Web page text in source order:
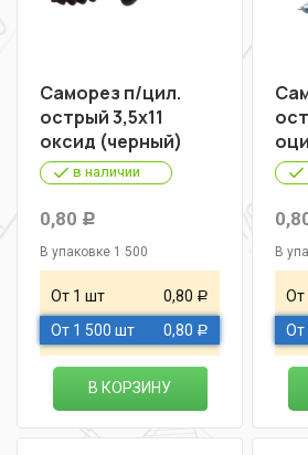
Саморез п/цил.
острый 3,5х11
оксид (черный)
в наличии
0,80 Р
В упаковке 1 500
От 1 шт 0,80 Р
От 1 500 шт 0,80 Р
В КОРЗИНУ
В
От
От